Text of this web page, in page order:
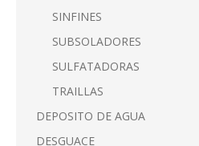
SINFINES
SUBSOLADORES
SULFATADORAS
TRAILLAS
DEPOSITO DE AGUA
DESGUACE